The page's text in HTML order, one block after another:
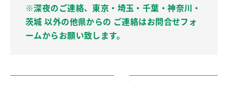
※深夜のご連絡、東京・埼玉・千葉・神奈川・
茨城 以外の他県からの ご連絡はお問合せフォ
ームからお願い致します。